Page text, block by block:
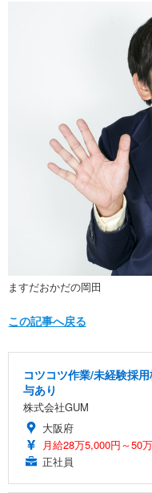
ますだおかだの岡田
この記事へ戻る
コツコツ作業/未経験採
与あり
株式会社GUM
大阪府
月給28万5,000円～50
正社員